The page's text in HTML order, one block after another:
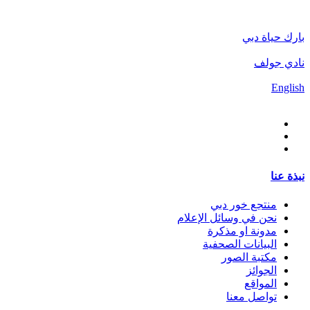
بارك حياة دبي
نادي جولف
English
نبذة عنا
منتجع خور دبي
نحن في وسائل الإعلام
مدونة او مذكرة
البيانات الصحفية
مكتبة الصور
الجوائز
المواقع
تواصل معنا